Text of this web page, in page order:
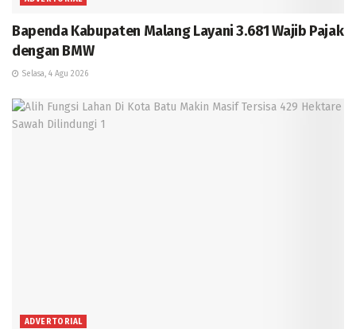
Bapenda Kabupaten Malang Layani 3.681 Wajib Pajak
dengan BMW
Selasa, 4 Agu 2026
ADVERTORIAL